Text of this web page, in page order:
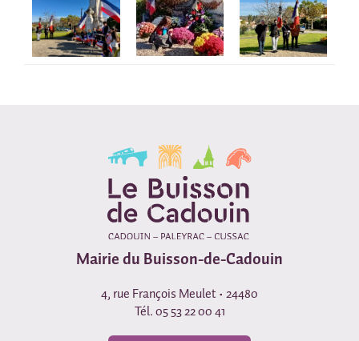
Mairie du Buisson-de-Cadouin
4, rue François Meulet • 24480
Tél. 05 53 22 00 41